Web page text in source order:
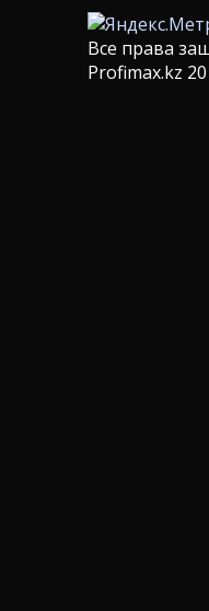
Все права
Profimax.kz